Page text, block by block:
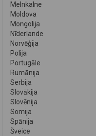
Melnkalne
Moldova
Mongolija
Nīderlande
Norvēģija
Polija
Portugāle
Rumānija
Serbija
Slovākija
Slovēnija
Somija
Spānija
Šveice